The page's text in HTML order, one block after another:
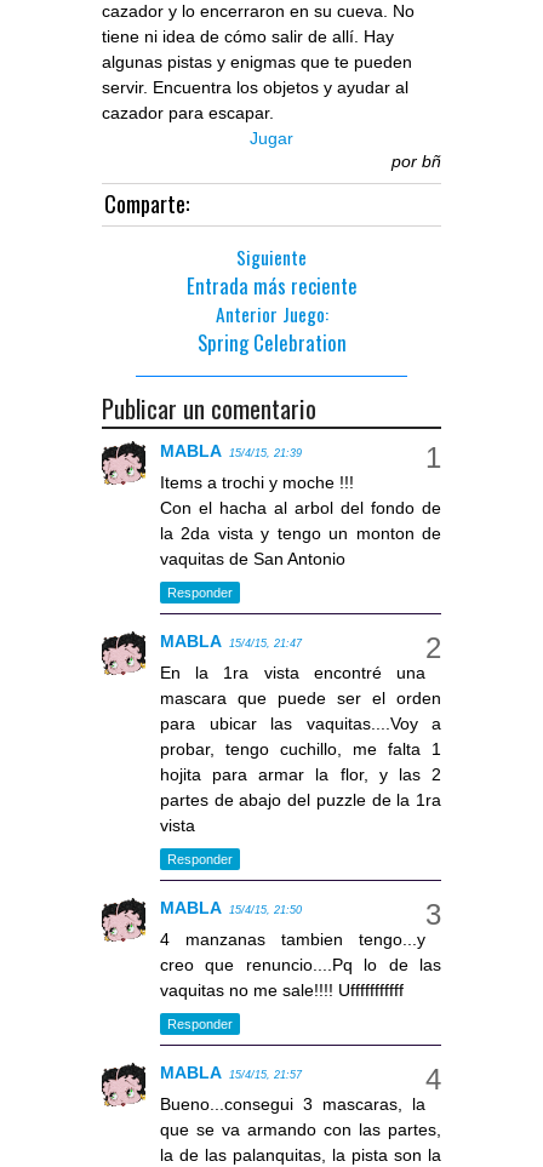
cazador y lo encerraron en su cueva. No
tiene ni idea de cómo salir de allí. Hay
algunas pistas y enigmas que te pueden
servir. Encuentra los objetos y ayudar al
cazador para escapar.
Jugar
por bñ
Comparte:
Siguiente
Entrada más reciente
Anterior Juego:
Spring Celebration
Publicar un comentario
MABLA 15/4/15, 21:39
Items a trochi y moche !!!
Con el hacha al arbol del fondo de
la 2da vista y tengo un monton de
vaquitas de San Antonio
Responder
MABLA 15/4/15, 21:47
En la 1ra vista encontré una
mascara que puede ser el orden
para ubicar las vaquitas....Voy a
probar, tengo cuchillo, me falta 1
hojita para armar la flor, y las 2
partes de abajo del puzzle de la 1ra
vista
Responder
MABLA 15/4/15, 21:50
4 manzanas tambien tengo...y
creo que renuncio....Pq lo de las
vaquitas no me sale!!!! Ufffffffffff
Responder
MABLA 15/4/15, 21:57
Bueno...consegui 3 mascaras, la
que se va armando con las partes,
la de las palanquitas, la pista son la